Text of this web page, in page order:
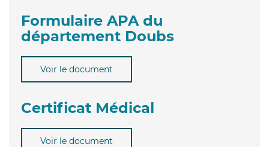
Formulaire APA du
département Doubs
Voir le document
Certificat Médical
Voir le document